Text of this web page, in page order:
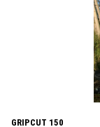
GRIPCUT 150